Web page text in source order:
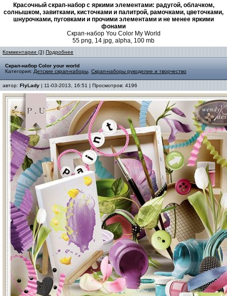
Красочный скрап-набор с яркими элементами: радугой, облачком,
солнышком, завитками, кисточками и палитрой, рамочками, цветочками,
шнурочками, пуговками и прочими элементами и не менее яркими
фонами
Скрап-набор You Color My World
55 png, 14 jpg, alpha, 100 mb
Комментарии (3) Подробнее
Скрап-набор Color your world
Категория: Детские скрап-наборы Скрап-наборы рукоделие и творчество
автор: FlyLady | 11-03-2013, 16:51 | Просмотров: 4196